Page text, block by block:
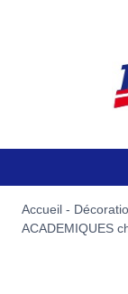
Accueil -
ACADEMIQUES